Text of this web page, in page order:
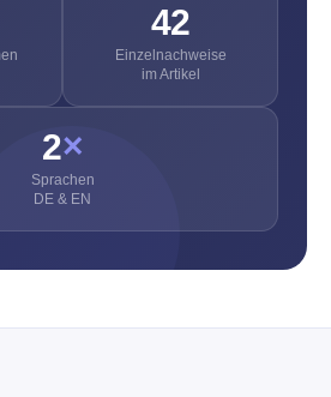
42
Einzelnachweise
im Artikel
2×
Sprachen
DE & EN